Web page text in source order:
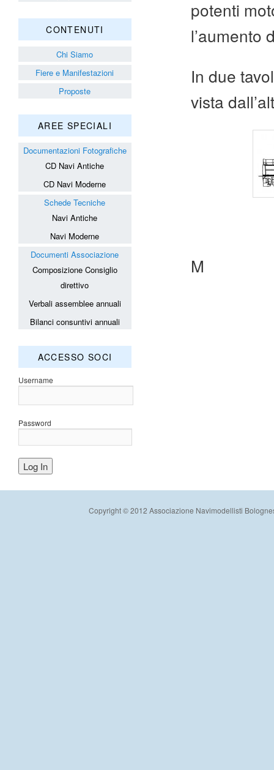
potenti
l’aumento
In due
vista
M
CONTENUTI
Chi Siamo
Fiere e Manifestazioni
Proposte
AREE SPECIALI
Documentazioni Fotografiche
CD Navi Antiche
CD Navi Moderne
Schede Tecniche
Navi Antiche
Navi Moderne
Documenti Associazione
Composizione Consiglio
direttivo
Verbali assemblee annuali
Bilanci consuntivi annuali
ACCESSO SOCI
Username
Password
Copyright © 2012 Associazione Navimodellisti